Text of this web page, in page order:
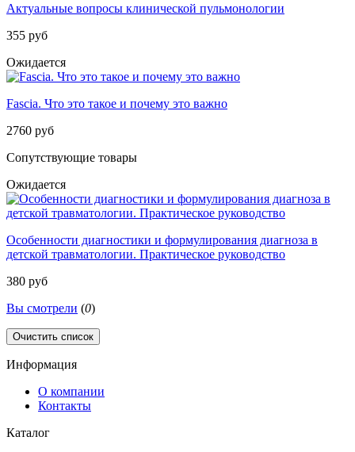
Актуальные вопросы клинической пульмонологии
355 руб
Ожидается
Fascia. Что это такое и почему это важно
2760 руб
Сопутствующие товары
Ожидается
Особенности диагностики и формулирования диагноза в
детской травматологии. Практическое руководство
380 руб
Вы смотрели (0)
Очистить список
Информация
О компании
Контакты
Каталог